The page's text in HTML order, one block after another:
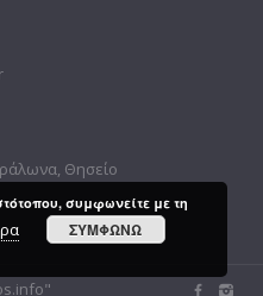
Θησείο
συμφωνείτε με τη
ΣΥΜΦΩΝΩ